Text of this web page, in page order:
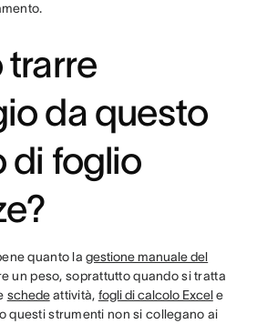
trarre
da questo
di foglio
quanto lagestione manuale del
un peso, soprattutto quando si tratta
schedeattività, fogli di calcolo Excele
questi strumenti non si collegano ai